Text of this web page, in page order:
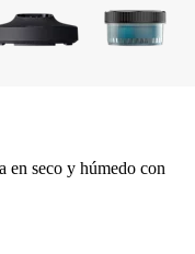
en seco y húmedo con